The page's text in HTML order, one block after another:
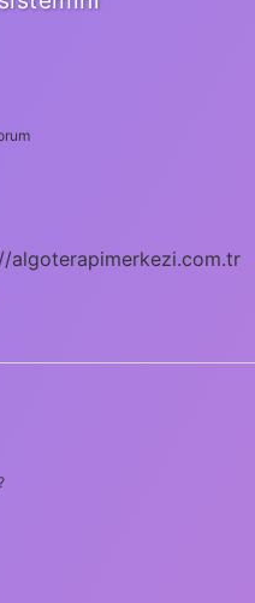
algoterapimerkezi.com.tr